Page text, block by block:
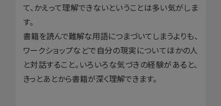
て、かえって理解できないということは多い気がしま
す。
書籍を読んで難解な用語につまづいてしまうよりも、
ワークショップなどで自分の現実についてほかの人
と対話すること。いろいろな気づきの経験があると、
きっとあとから書籍が深く理解できます。